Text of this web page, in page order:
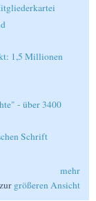
1,5 Millionen
- über 3400
Schrift
mehr
zur größeren Ansicht